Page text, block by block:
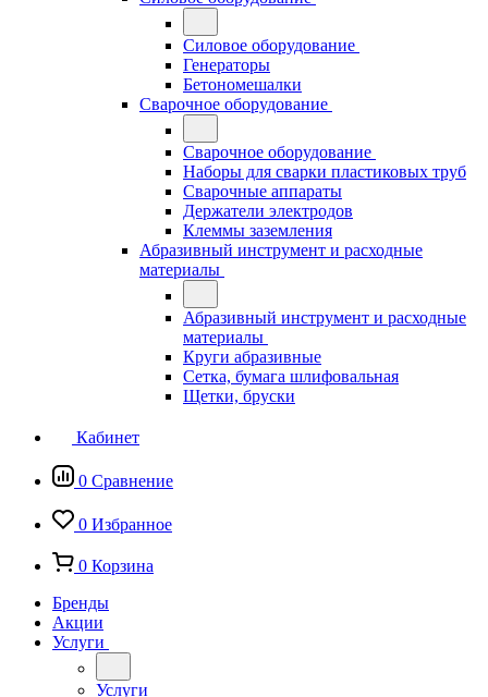
Силовое оборудование
Генераторы
Бетономешалки
Сварочное оборудование
Сварочное оборудование
Наборы для сварки пластиковых труб
Сварочные аппараты
Держатели электродов
Клеммы заземления
Абразивный инструмент и расходные
материалы
Абразивный инструмент и расходные
материалы
Круги абразивные
Сетка, бумага шлифовальная
Щетки, бруски
Кабинет
0 Сравнение
0 Избранное
0 Корзина
Бренды
Акции
Услуги
Услуги